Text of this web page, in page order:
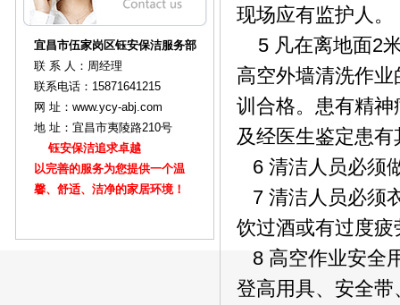
宜昌市伍家岗区钰安保洁服务部
联 系 人：周经理
联系电话：15871641215
网 址：www.ycy-abj.com
地 址：宜昌市夷陵路210号
钰安保洁追求卓越
以完善的服务为您提供一个温
馨、舒适、洁净的家居环境！
现场应有监护人。
5 凡在离地面2
高空外墙清洗作
训合格。患有精
及经医生鉴定患
6 清洁人员必须
7 清洁人员必须
饮过酒或有过度
8 高空作业安全
登高用具、安全